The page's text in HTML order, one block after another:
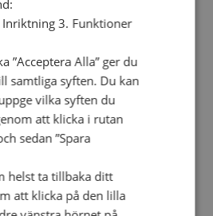
tjänster
Inriktning 3. Funktioner
”Acceptera Alla” ger du
samtliga syften. Du kan
vilka syften du
att klicka i rutan
sedan ”Spara
helst ta tillbaka ditt
att klicka på den lilla